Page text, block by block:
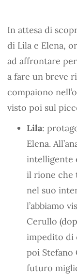
In attesa di
di Lila e Elena,
ad affrontare
a fare un breve
compaiono
visto poi sul
Lila:
Elena.
intelligente
il rione che
nel suo
l’abbiamo
Cerullo
impedito di
poi Stefano
futuro